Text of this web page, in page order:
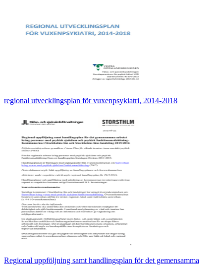
regional utvecklingsplan för vuxenpsykiatri, 2014-2018
Regional uppföljning samt handlingsplan för det gemensamma